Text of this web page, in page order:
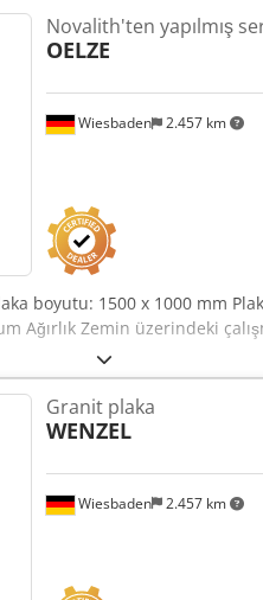
Wiesbaden 2.457 km
Novalith'ten yapılmış
OELZE
boyutu: 1500 x 1000 mm
Ağırlık Zemin üzerindeki
Wiesbaden 2.457 km
Granit plaka
WENZEL